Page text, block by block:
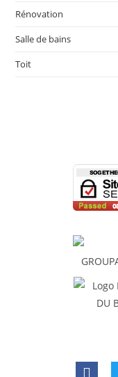
Rénovation
Salle de bains
Toit